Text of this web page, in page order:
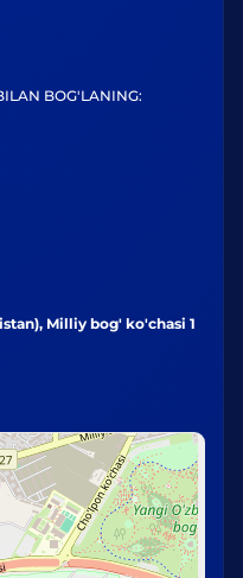
BOG'LANING:
Milliy bog' ko'chasi 1